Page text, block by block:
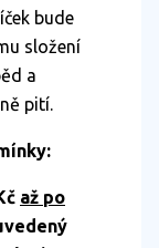
bude
složení
a
pití.
až po